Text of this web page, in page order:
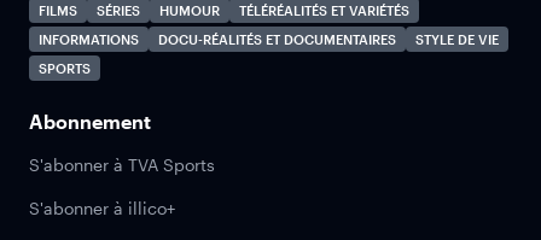
FILMS SÉRIES HUMOUR
TÉLÉRÉALITÉS ET VARIÉTÉS
INFORMATIONS
DOCU-RÉALITÉS ET DOCUMENTAIRES
STYLE DE VIE
SPORTS
Abonnement
S'abonner à TVA Sports
S'abonner à illico+